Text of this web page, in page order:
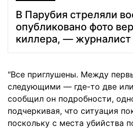
В Парубия стреляли
опубликовано фото
киллера, — журналист
"Все приглушены. Между
следующими — где-то две
сообщил он подробности,
подчеркивая, что ситуация
поскольку с места убийства